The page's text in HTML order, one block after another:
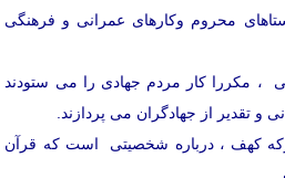
محروم وکارهای عمرانی و فرهنگی
، مکررا کار مردم جهادی را می ستودند
و تقدیر از جهادگران می پردازند.
تا ۹۷ سوره مبارکه کهف ، درباره شخصیتی است که قرآن